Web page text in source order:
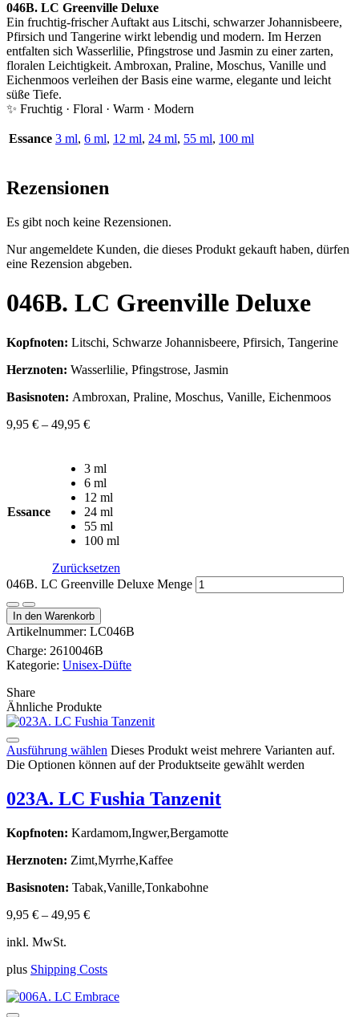
046B. LC Greenville Deluxe
Ein fruchtig-frischer Auftakt aus Litschi, schwarzer Johannisbeere,
Pfirsich und Tangerine wirkt lebendig und modern. Im Herzen
entfalten sich Wasserlilie, Pfingstrose und Jasmin zu einer zarten,
floralen Leichtigkeit. Ambroxan, Praline, Moschus, Vanille und
Eichenmoos verleihen der Basis eine warme, elegante und leicht
süße Tiefe.
✨ Fruchtig · Floral · Warm · Modern
Essance 3 ml, 6 ml, 12 ml, 24 ml, 55 ml, 100 ml
Rezensionen
Es gibt noch keine Rezensionen.
Nur angemeldete Kunden, die dieses Produkt gekauft haben, dürfen
eine Rezension abgeben.
046B. LC Greenville Deluxe
Kopfnoten: Litschi, Schwarze Johannisbeere, Pfirsich, Tangerine
Herznoten: Wasserlilie, Pfingstrose, Jasmin
Basisnoten: Ambroxan, Praline, Moschus, Vanille, Eichenmoos
9,95 € – 49,95 €
Essance
3 ml
6 ml
12 ml
24 ml
55 ml
100 ml
Zurücksetzen
046B. LC Greenville Deluxe Menge
In den Warenkorb
Artikelnummer: LC046B
Charge: 2610046B
Kategorie: Unisex-Düfte
Share
Ähnliche Produkte
Ausführung wählen Dieses Produkt weist mehrere Varianten auf.
Die Optionen können auf der Produktseite gewählt werden
023A. LC Fushia Tanzenit
Kopfnoten: Kardamom,Ingwer,Bergamotte
Herznoten: Zimt,Myrrhe,Kaffee
Basisnoten: Tabak,Vanille,Tonkabohne
9,95 € – 49,95 €
inkl. MwSt.
plus Shipping Costs